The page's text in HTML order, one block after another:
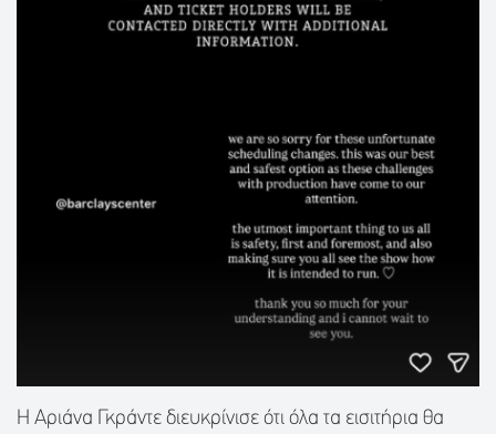
Η Αριάνα Γκράντε διευκρίνισε ότι όλα τα εισιτήρια θα